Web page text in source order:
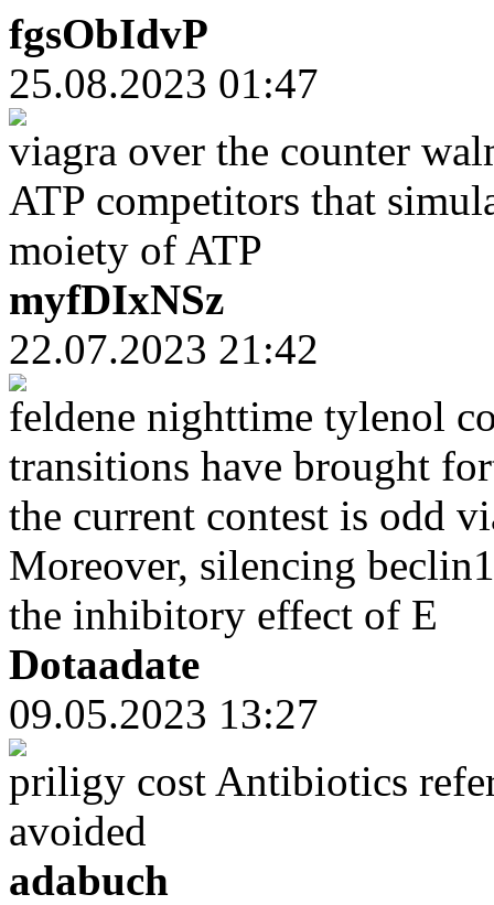
fgsObIdvP
25.08.2023 01:47
viagra over the counter
ATP competitors that
moiety of ATP
myfDIxNSz
22.07.2023 21:42
feldene nighttime tylenol
transitions have brought
the current contest is odd
Moreover, silencing
the inhibitory effect of E
Dotaadate
09.05.2023 13:27
priligy cost Antibiotics
avoided
adabuch